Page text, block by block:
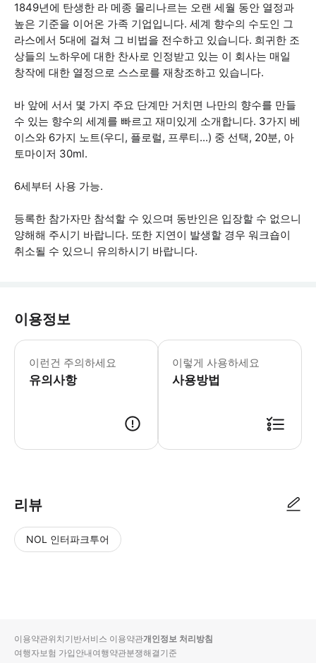
1849년에 탄생한 라 메종 몰리나르는 오랜 세월 동안 열정과
높은 기준을 이어온 가족 기업입니다. 세계 향수의 수도인 그
라스에서 5대에 걸쳐 그 비법을 전수하고 있습니다. 희귀한 조
상들의 노하우에 대한 찬사로 인정받고 있는 이 회사는 매일
창작에 대한 열정으로 스스로를 재창조하고 있습니다.
바 앞에 서서 몇 가지 주요 단계만 거치면 나만의 향수를 만들
수 있는 향수의 세계를 빠르고 재미있게 소개합니다. 3가지 베
이스와 6가지 노트(우디, 플로럴, 프루티...) 중 선택, 20분, 아
토마이저 30ml.
6세부터 사용 가능.
등록한 참가자만 참석할 수 있으며 동반인은 입장할 수 없으니
양해해 주시기 바랍니다. 또한 지연이 발생할 경우 워크숍이
취소될 수 있으니 유의하시기 바랍니다.
이용정보
이런건 주의하세요
유의사항
- 이 투어는 휠체어 이용자에게 적합
이렇게 사용하세요
사용방법
리뷰
NOL 인터파크투어
입니
다.
순
상
이용약관위치기반서비스 이용약관개인정보 처리방침
여행자보험 가입안내여행약관분쟁해결기준